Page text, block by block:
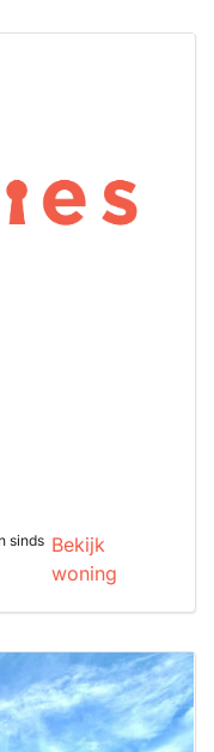
sinds Bekijk
woning